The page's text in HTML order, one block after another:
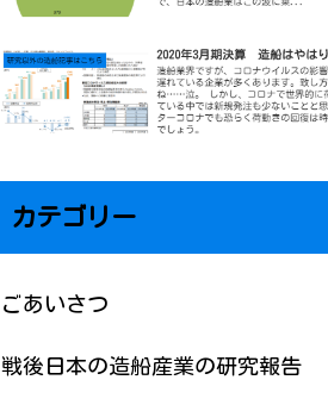
カテゴリー
ごあいさつ
戦後日本の造船産業の研究報告